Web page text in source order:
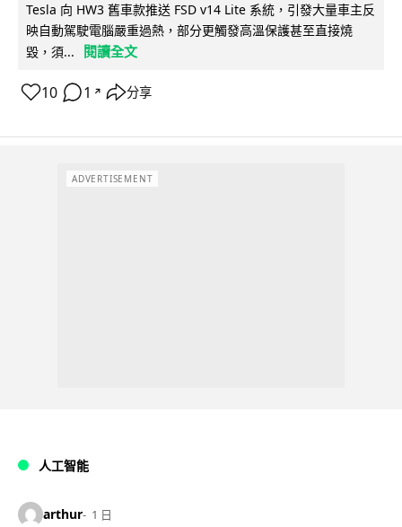
Tesla 向 HW3 舊車款推送 FSD v14 Lite 系統，引發大量車主反
映自動駕駛電腦嚴重過熱，部分更觸發高溫保護甚至直接燒
毀，須...
閱讀全文
10 1 ↗ 分享
ADVERTISEMENT
人工智能
arthur 1 日